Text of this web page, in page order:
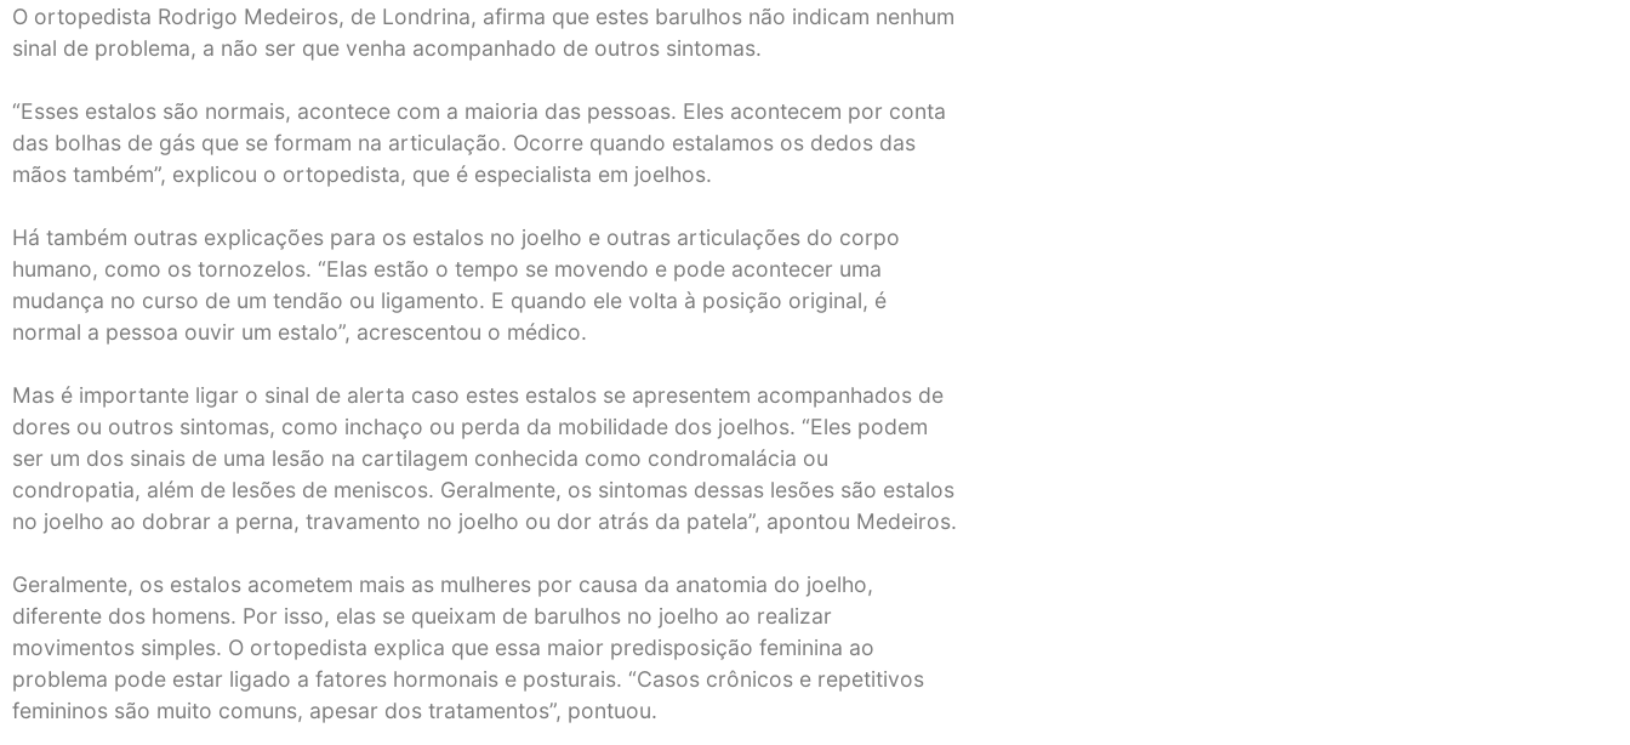
O ortopedista Rodrigo Medeiros, de Londrina, afirma que estes barulhos não indicam nenhum
sinal de problema, a não ser que venha acompanhado de outros sintomas.
“Esses estalos são normais, acontece com a maioria das pessoas. Eles acontecem por conta
das bolhas de gás que se formam na articulação. Ocorre quando estalamos os dedos das
mãos também”, explicou o ortopedista, que é especialista em joelhos.
Há também outras explicações para os estalos no joelho e outras articulações do corpo
humano, como os tornozelos. “Elas estão o tempo se movendo e pode acontecer uma
mudança no curso de um tendão ou ligamento. E quando ele volta à posição original, é
normal a pessoa ouvir um estalo”, acrescentou o médico.
Mas é importante ligar o sinal de alerta caso estes estalos se apresentem acompanhados de
dores ou outros sintomas, como inchaço ou perda da mobilidade dos joelhos. “Eles podem
ser um dos sinais de uma lesão na cartilagem conhecida como condromalácia ou
condropatia, além de lesões de meniscos. Geralmente, os sintomas dessas lesões são estalos
no joelho ao dobrar a perna, travamento no joelho ou dor atrás da patela”, apontou Medeiros.
Geralmente, os estalos acometem mais as mulheres por causa da anatomia do joelho,
diferente dos homens. Por isso, elas se queixam de barulhos no joelho ao realizar
movimentos simples. O ortopedista explica que essa maior predisposição feminina ao
problema pode estar ligado a fatores hormonais e posturais. “Casos crônicos e repetitivos
femininos são muito comuns, apesar dos tratamentos”, pontuou.